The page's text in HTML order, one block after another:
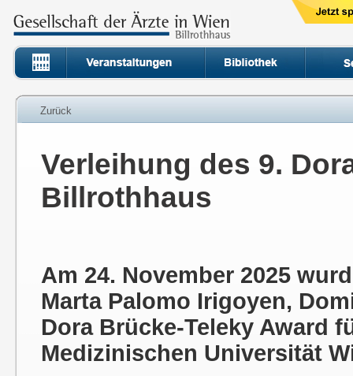
Zurück
Verleihung des 9.
Billrothhaus
Am 24. November 2025
Marta Palomo Irigoyen,
Dora Brücke-Teleky Award
Medizinischen Universität